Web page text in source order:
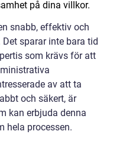
på dina villkor.
snabb, effektiv och
sparar inte bara tid
som krävs för att
av att ta
och säkert, är
kan erbjuda denna
hela processen.